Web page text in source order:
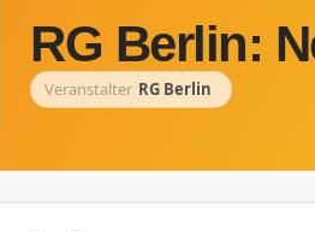
RG Berlin:
Veranstalter RG Berlin